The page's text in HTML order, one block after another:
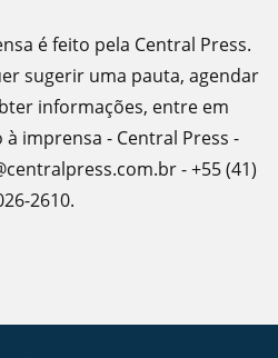
é feito pela Central Press.
sugerir uma pauta, agendar
informações, entre em
imprensa - Central Press -
- +55 (41)
2610.